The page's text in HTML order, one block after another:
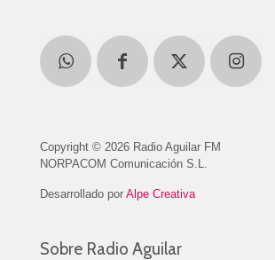
Copyright © 2026 Radio Aguilar FM
NORPACOM Comunicación S.L.
Desarrollado por Alpe Creativa
Sobre Radio Aguilar